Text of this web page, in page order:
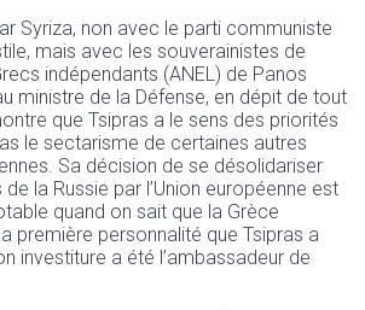
Syriza, non avec le parti communiste
mais avec les souverainistes de
indépendants (ANEL) de Panos
ministre de la Défense, en dépit de tout
que Tsipras a le sens des priorités
le sectarisme de certaines autres
Sa décision de se désolidariser
la Russie par l’Union européenne est
quand on sait que la Grèce
première personnalité que Tsipras a
investiture a été l’ambassadeur de